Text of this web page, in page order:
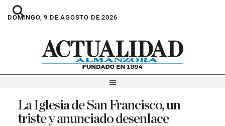
DOMINGO, 9 DE AGOSTO DE 2026
La Iglesia de San Francisco, un
triste y anunciado desenlace